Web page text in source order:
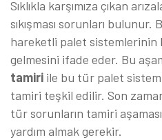
Sıklıkla karşımıza çıkan
sıkışması sorunları
hareketli palet sistemlerinin
gelmesini ifade eder. Bu
tamiri ile bu tür palet
tamiri teşkil edilir. Son
tür sorunların tamiri
yardım almak gerekir.